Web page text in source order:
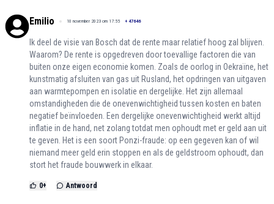
Emilio 10 november 2023 om 17:55 + 47646
Ik deel de visie van Bosch dat de rente maar relatief hoog zal blijven.
Waarom? De rente is opgedreven door toevallige factoren die van
buiten onze eigen economie komen. Zoals de oorlog in Oekraïne, het
kunstmatig afsluiten van gas uit Rusland, het opdringen van uitgaven
aan warmtepompen en isolatie en dergelijke. Het zijn allemaal
omstandigheden die de onevenwichtigheid tussen kosten en baten
negatief beïnvloeden. Een dergelijke onevenwichtigheid werkt altijd
inflatie in de hand, net zolang totdat men ophoudt met er geld aan uit
te geven. Het is een soort Ponzi-fraude: op een gegeven kan of wil
niemand meer geld erin stoppen en als de geldstroom ophoudt, dan
stort het fraude bouwwerk in elkaar.
0+ Antwoord